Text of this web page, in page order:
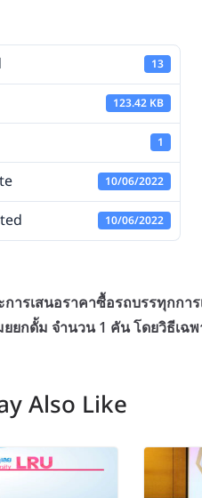
13
123.42 KB
1
10/06/2022
10/06/2022
ารเสนอราคาซื้อรถบรรทุกกา
ยกดั้ม จำนวน 1 คัน โดยวิธีเฉพ
Also Like